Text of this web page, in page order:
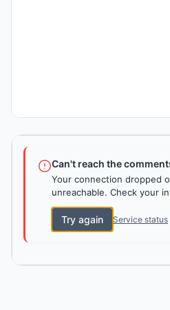
Can't reach the
Your connection dropped
unreachable. Check your
Try again Service status